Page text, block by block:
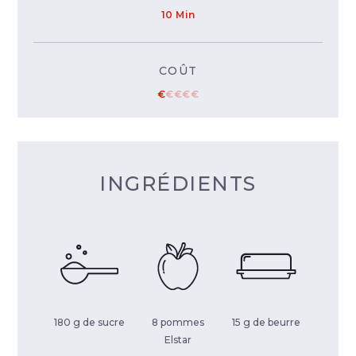
10 Min
COÛT
€€€€€
INGRÉDIENTS
180 g de sucre
8 pommes
Elstar
15 g de beurre